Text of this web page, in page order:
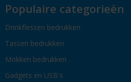
Populaire categorieën
Drinkflessen bedrukken
Tassen bedrukken
Mokken bedrukken
Gadgets en USB's